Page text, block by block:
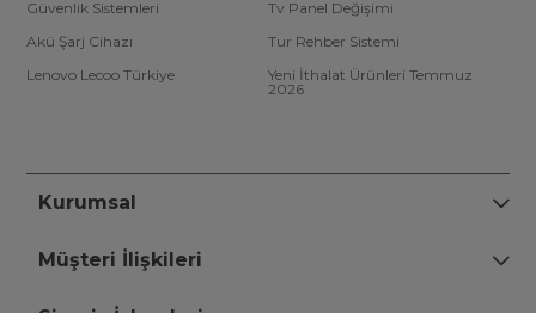
Güvenlik Sistemleri
Tv Panel Değişimi
Akü Şarj Cihazı
Tur Rehber Sistemi
Lenovo Lecoo Türkiye
Yeni İthalat Ürünleri Temmuz
2026
Kurumsal
Müşteri İlişkileri